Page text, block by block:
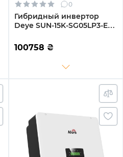
0
Гибридный инвертор
Deye SUN-15K-SG05LP3-EU-
Fi 220/380V Трехфазный
100758 ₴